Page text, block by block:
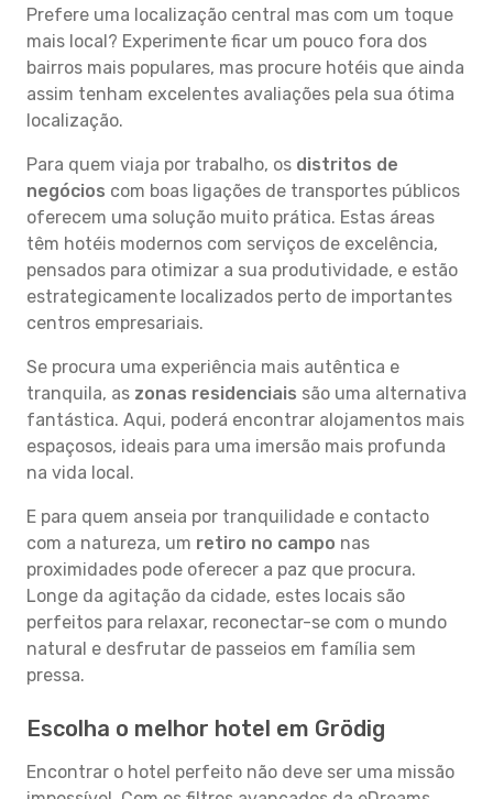
Prefere uma localização central mas com um toque
mais local? Experimente ficar um pouco fora dos
bairros mais populares, mas procure hotéis que ainda
assim tenham excelentes avaliações pela sua ótima
localização.
Para quem viaja por trabalho, os distritos de
negócios com boas ligações de transportes públicos
oferecem uma solução muito prática. Estas áreas
têm hotéis modernos com serviços de excelência,
pensados para otimizar a sua produtividade, e estão
estrategicamente localizados perto de importantes
centros empresariais.
Se procura uma experiência mais autêntica e
tranquila, as zonas residenciais são uma alternativa
fantástica. Aqui, poderá encontrar alojamentos mais
espaçosos, ideais para uma imersão mais profunda
na vida local.
E para quem anseia por tranquilidade e contacto
com a natureza, um retiro no campo nas
proximidades pode oferecer a paz que procura.
Longe da agitação da cidade, estes locais são
perfeitos para relaxar, reconectar-se com o mundo
natural e desfrutar de passeios em família sem
pressa.
Escolha o melhor hotel em Grödig
Encontrar o hotel perfeito não deve ser uma missão